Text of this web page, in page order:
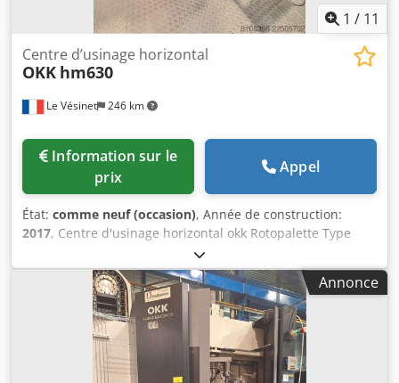
1 / 11
Le Vésinet 246 km
Centre d’usinage horizontal
OKK hm630
prix
Appel
État: comme neuf (occasion), Année de construction:
2017, Centre d'usinage horizontal okk Rotopalette Type
hm630 Année 2017 Cnc Fanuc séries 310 is-model
convoyeur à copeaux Dkjdpfxszr Iihj Ahzsr environ 3 porte-
outils attachement ISO 50 Benne à copeaux basculante et
fourchable GOUBARD Points de contrôle avec étagères et
éclairage-ventilateur Présentoirs à outils, double faces
Cuve tampon
Annonce